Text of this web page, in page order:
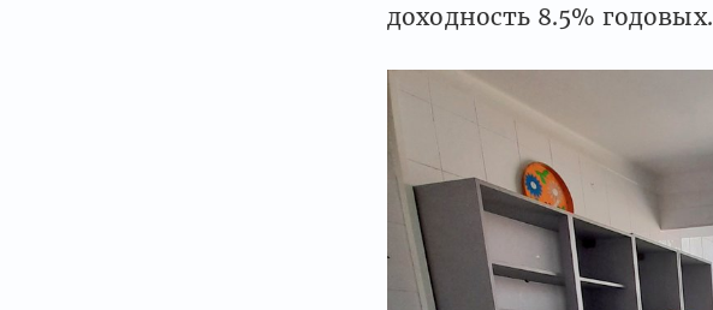
доходность 8.5% годовых.